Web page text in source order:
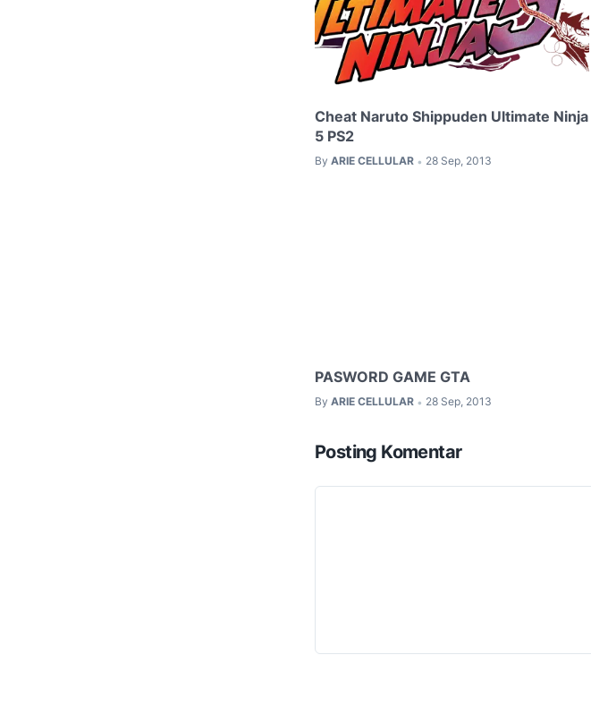
Cheat Naruto Shippuden Ultimate Ninja
5 PS2
By ARIE CELLULAR • 28 Sep, 2013
PASWORD GAME GTA
By ARIE CELLULAR • 28 Sep, 2013
Posting Komentar